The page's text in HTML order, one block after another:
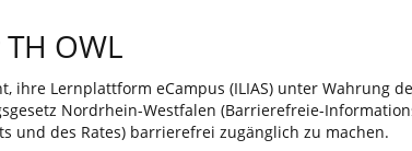
OWL
ihre Lernplattform eCampus (ILIAS) unter Wahrung
Nordrhein-Westfalen (Barrierefreie-
und des Rates) barrierefrei zugänglich zu machen.